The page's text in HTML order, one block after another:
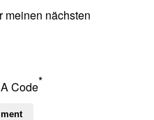
meinen nächsten
Code*